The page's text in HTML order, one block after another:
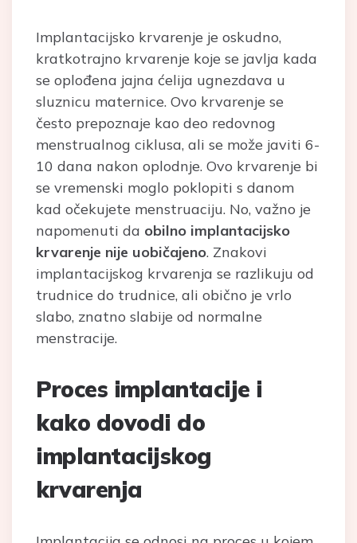
Implantacijsko krvarenje je oskudno,
kratkotrajno krvarenje koje se javlja kada
se oplođena jajna ćelija ugnezdava u
sluznicu maternice. Ovo krvarenje se
često prepoznaje kao deo redovnog
menstrualnog ciklusa, ali se može javiti 6-
10 dana nakon oplodnje. Ovo krvarenje bi
se vremenski moglo poklopiti s danom
kad očekujete menstruaciju. No, važno je
napomenuti da obilno implantacijsko
krvarenje nije uobičajeno. Znakovi
implantacijskog krvarenja se razlikuju od
trudnice do trudnice, ali obično je vrlo
slabo, znatno slabije od normalne
menstracije.
Proces implantacije i
kako dovodi do
implantacijskog
krvarenja